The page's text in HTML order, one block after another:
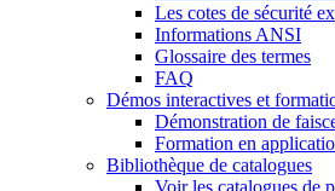
Les cotes de sécurité
Informations ANSI
Glossaire des termes
FAQ
Démos interactives et
Démonstration de
Formation en
Bibliothèque de catalogues